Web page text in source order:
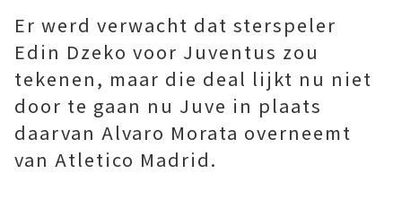
Er werd verwacht dat sterspeler
Edin Dzeko voor Juventus zou
tekenen, maar die deal lijkt nu niet
door te gaan nu Juve in plaats
daarvan Alvaro Morata overneemt
van Atletico Madrid.